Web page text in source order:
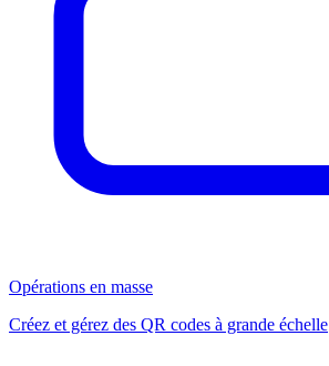
Opérations en masse
Créez et gérez des QR codes à grande échelle